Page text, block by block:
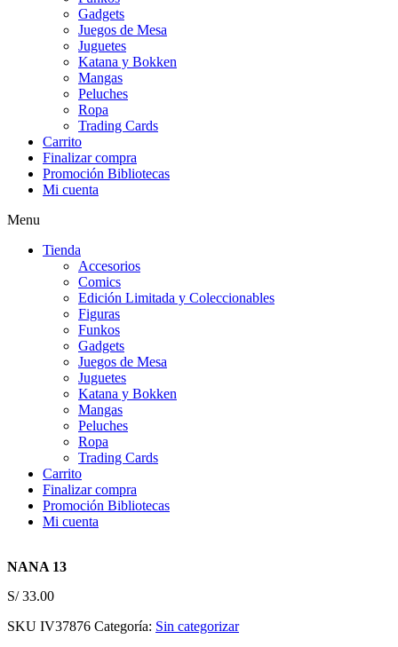
Gadgets
Juegos de Mesa
Juguetes
Katana y Bokken
Mangas
Peluches
Ropa
Trading Cards
Carrito
Finalizar compra
Promoción Bibliotecas
Mi cuenta
Menu
Tienda
Accesorios
Comics
Edición Limitada y Coleccionables
Figuras
Funkos
Gadgets
Juegos de Mesa
Juguetes
Katana y Bokken
Mangas
Peluches
Ropa
Trading Cards
Carrito
Finalizar compra
Promoción Bibliotecas
Mi cuenta
NANA 13
S/33.00
SKU IV37876 Categoría: Sin categorizar